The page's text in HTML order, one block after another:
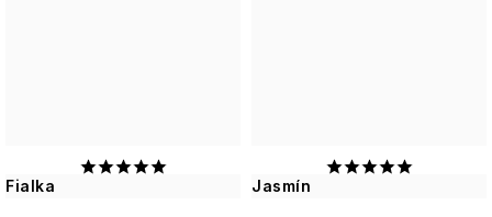
Fialka Jasmín